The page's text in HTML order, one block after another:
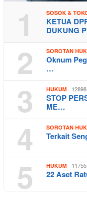
1 SOSOK &
KETUA
DUKUNG
2 SOROTAN
Oknum
…
3 HUKUM
STOP
ME…
4 SOROTAN
Terkait
5 HUKUM
22 Aset